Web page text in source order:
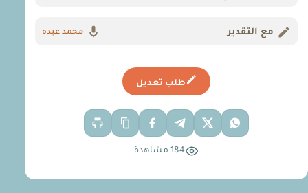
مع التقدير محمد عبده
طلب تعديل
184 مشاهدة